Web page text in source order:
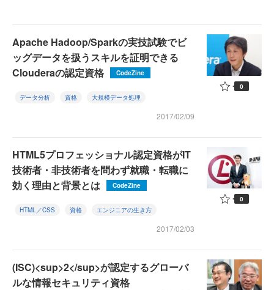
Apache Hadoop/Sparkの実技試験でビ
ッグデータを扱うスキルを証明できる
Clouderaの認定資格
CodeZine
データ分析 資格 大規模データ処理
2017/02/09
0
HTML5プロフェッショナル認定資格がIT
技術者・非技術者を問わず就職・転職に
効く理由と背景とは
CodeZine
HTML／CSS 資格 エンジニアの生き方
2017/02/03
0
(ISC)<sup>2</sup>が認定するグローバ
ルな情報セキュリティ資格